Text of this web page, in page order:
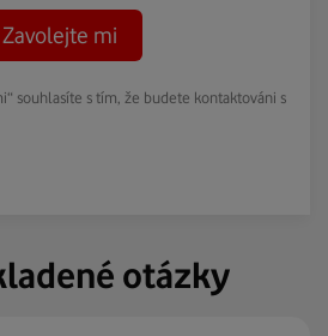
Zavolejte mi
souhlasíte s tím, že budete kontaktováni s
otázky